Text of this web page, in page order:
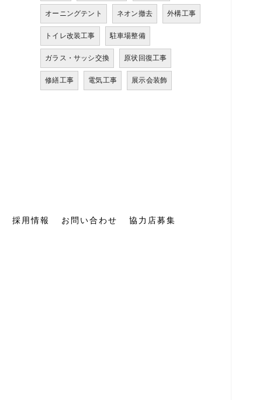
オーニングテント ネオン撤去 外構工事
トイレ改装工事 駐車場整備
ガラス・サッシ交換 原状回復工事
修繕工事 電気工事 展示会装飾
採用情報 お問い合わせ 協力店募集